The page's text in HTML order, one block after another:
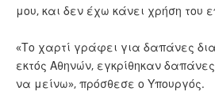
μου, και δεν έχω κάνει χρήση του
«Το χαρτί γράφει για δαπάνες
εκτός Αθηνών, εγκρίθηκαν
να μείνω», πρόσθεσε ο Υπουργός.